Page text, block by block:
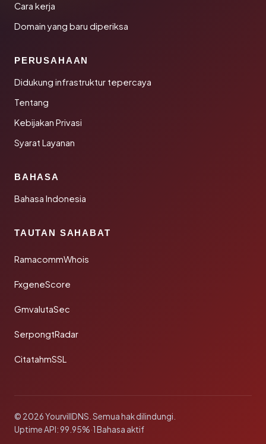
Cara kerja
Domain yang baru diperiksa
PERUSAHAAN
Didukung infrastruktur tepercaya
Tentang
Kebijakan Privasi
Syarat Layanan
BAHASA
Bahasa Indonesia
TAUTAN SAHABAT
RamacommWhois
FxgeneScore
GmvalutaSec
SerpongtRadar
CitatahmSSL
© 2026 YourvillDNS. Semua hak dilindungi.
Uptime API: 99.95%·1 Bahasa aktif